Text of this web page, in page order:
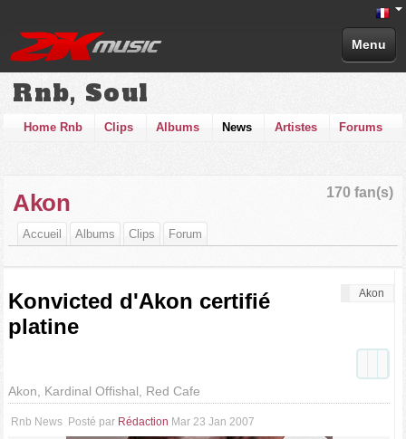
Menu
Rnb, Soul
Home Rnb Clips Albums News Artistes Forums
170 fan(s)
Akon
Accueil Albums Clips Forum
Akon
Konvicted d'Akon certifié
platine
Akon, Kardinal Offishal, Red Cafe
Rnb News Posté par Rédaction Mar 23 Jan 2007